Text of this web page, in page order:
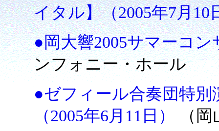
イタル】（2005年7月10
●岡大響2005サマーコン
ンフォニー・ホール
●ゼフィール合奏団特
（2005年6月11日）
（